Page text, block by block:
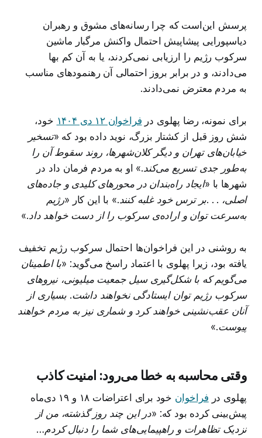
پرسش این‌است که چرا رسانه‌های مشوق و رهبران
دیاسپورایی پیشاپیش احتمال واکنش مرگبار ماشین
سرکوب رژیم را ارزیابی نمی‌کردند، یا به آن کم بها
می‌دادند، و در برابر بروز احتمالی آن رهنمودهای مناسب
به مردم معترض نمی‌دادند.
برای نمونه، رضا پهلوی در فراخوان ۱۲ دی ۱۴۰۴
خود،
شش روز قبل از کشتار بزرگ، نوید داده بود که «تسخیر
خیابان‌های تهران و دیگر کلان‌شهرها، روند سقوط آن را
به‌طور جدی تسریع می‌کند.» او به مردم فرمان داد در
شهرها با «ایجاد راه‌بندان در محورهای کلیدی و جاده‌های
اصلی، . . .بر ترس خود غلبه کنند.» با این کار «رژیم
به‌سرعت توان و اراده‌ی سرکوب را از دست خواهد داد.»
به روشنی در این فراخوان‌ها احتمال سرکوب رژیم تخفیف
یافته بود، زیرا پهلوی با اعتماد راسخ می‌گوید: «با اطمینان
می‌گویم که با شکل‌گیری سیل جمعیت میلیونی، نیروهای
سرکوب رژیم توان ایستادگی نخواهند داشت. بسیاری از
آنان عقب‌نشینی خواهند کرد و شماری نیز به مردم خواهند
پیوست.»
وقتی محاسبه به خطا می‌رود: امنیت کاذب
پهلوی در فراخوان
خود برای اعتراضات ۱۸ و ۱۹ دی‌ماه
پیش‌بینی کرده بود که: «در این چند روز گذشته، من از
نزدیک تظاهرات و راهپیمایی‌های شما را دنبال کردم…